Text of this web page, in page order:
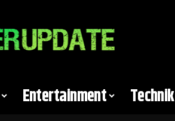
Entertainment Technik